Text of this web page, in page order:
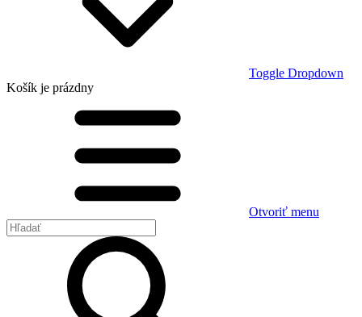
Toggle Dropdown
Košík je prázdny
Otvoriť menu